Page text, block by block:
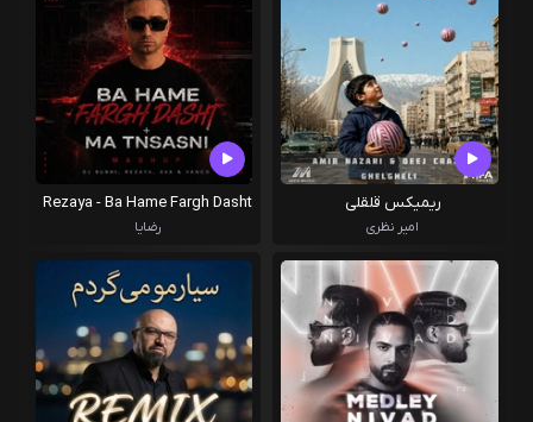
ریمیکس قلقلی
امیر نظری
Rezaya - Ba Hame Fargh Dasht
( ریمیکس ترکیبی )
رضایا